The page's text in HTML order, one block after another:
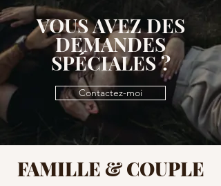
VOUS AVEZ DES
DEMANDES
SPÉCIALES ?
Contactez-moi
FAMILLE & COUPLE